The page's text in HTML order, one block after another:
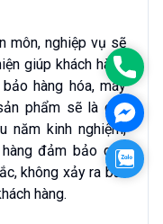
môn, nghiệp vụ sẽ
giúp khách hàng
hàng hóa, máy
phẩm sẽ là các
năm kinh nghiệm,
đảm bảo quá
không xảy ra bất
hàng.
Zalo